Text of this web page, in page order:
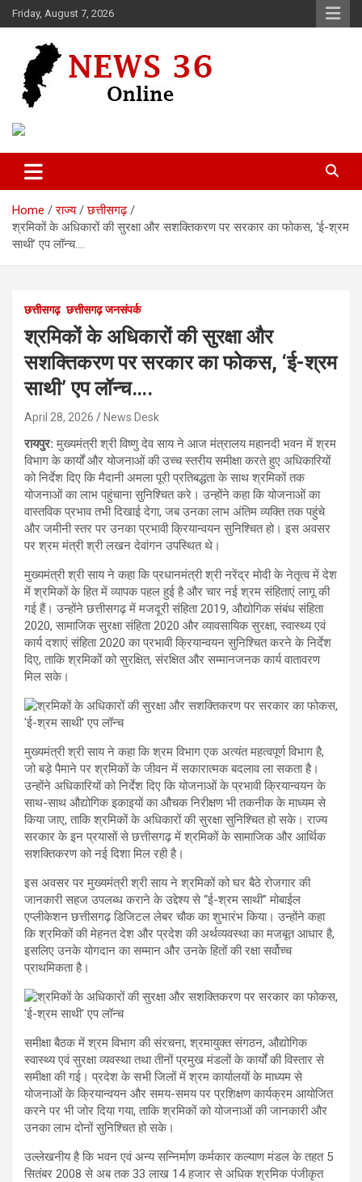
Skip
to
Friday, August 7, 2026
News 36
Home राज्य
छत्तीसगढ़
श्रमिकों के अधिकारों की सुरक्षा और सशक्तिकरण पर सरकार का फोकस, ‘ई-श्रम
साथी’ एप लॉन्च….
छत्तीसगढ़ छत्तीसगढ़ जनसंपर्क
श्रमिकों के अधिकारों की सुरक्षा और
सशक्तिकरण पर सरकार का फोकस, ‘ई-श्रम
साथी’ एप लॉन्च….
April 28, 2026 News Desk
रायपुर: मुख्यमंत्री श्री विष्णु देव साय ने आज मंत्रालय महानदी भवन में श्रम
विभाग के कार्यों और योजनाओं की उच्च स्तरीय समीक्षा करते हुए अधिकारियों
को निर्देश दिए कि मैदानी अमला पूरी प्रतिबद्धता के साथ श्रमिकों तक
योजनाओं का लाभ पहुंचाना सुनिश्चित करे। उन्होंने कहा कि योजनाओं का
वास्तविक प्रभाव तभी दिखाई देगा, जब उनका लाभ अंतिम व्यक्ति तक पहुंचे
और जमीनी स्तर पर उनका प्रभावी क्रियान्वयन सुनिश्चित हो। इस अवसर
पर श्रम मंत्री श्री लखन देवांगन उपस्थित थे।
मुख्यमंत्री श्री साय ने कहा कि प्रधानमंत्री श्री नरेंद्र मोदी के नेतृत्व में देश
में श्रमिकों के हित में व्यापक पहल हुई है और चार नई श्रम संहिताएं लागू की
गई हैं। उन्होंने छत्तीसगढ़ में मजदूरी संहिता 2019, औद्योगिक संबंध संहिता
2020, सामाजिक सुरक्षा संहिता 2020 और व्यावसायिक सुरक्षा, स्वास्थ्य एवं
कार्य दशाएं संहिता 2020 का प्रभावी क्रियान्वयन सुनिश्चित करने के निर्देश
दिए, ताकि श्रमिकों को सुरक्षित, संरक्षित और सम्मानजनक कार्य वातावरण
मिल सके।
मुख्यमंत्री श्री साय ने कहा कि श्रम विभाग एक अत्यंत महत्वपूर्ण विभाग है,
जो बड़े पैमाने पर श्रमिकों के जीवन में सकारात्मक बदलाव ला सकता है।
उन्होंने अधिकारियों को निर्देश दिए कि योजनाओं के प्रभावी क्रियान्वयन के
साथ-साथ औद्योगिक इकाइयों का औचक निरीक्षण भी तकनीक के माध्यम से
किया जाए, ताकि श्रमिकों के अधिकारों की सुरक्षा सुनिश्चित हो सके। राज्य
सरकार के इन प्रयासों से छत्तीसगढ़ में श्रमिकों के सामाजिक और आर्थिक
सशक्तिकरण को नई दिशा मिल रही है।
इस अवसर पर मुख्यमंत्री श्री साय ने श्रमिकों को घर बैठे रोजगार की
जानकारी सहज उपलब्ध कराने के उद्देश्य से “ई-श्रम साथी” मोबाईल
एप्लीकेशन छत्तीसगढ़ डिजिटल लेबर चौक का शुभारंभ किया। उन्होंने कहा
कि श्रमिकों की मेहनत देश और प्रदेश की अर्थव्यवस्था का मजबूत आधार है,
इसलिए उनके योगदान का सम्मान और उनके हितों की रक्षा सर्वोच्च
प्राथमिकता है।
समीक्षा बैठक में श्रम विभाग की संरचना, श्रमायुक्त संगठन, औद्योगिक
स्वास्थ्य एवं सुरक्षा व्यवस्था तथा तीनों प्रमुख मंडलों के कार्यों की विस्तार से
समीक्षा की गई। प्रदेश के सभी जिलों में श्रम कार्यालयों के माध्यम से
योजनाओं के क्रियान्वयन और समय-समय पर प्रशिक्षण कार्यक्रम आयोजित
करने पर भी जोर दिया गया, ताकि श्रमिकों को योजनाओं की जानकारी और
उनका लाभ दोनों सुनिश्चित हो सके।
उल्लेखनीय है कि भवन एवं अन्य सन्निर्माण कर्मकार कल्याण मंडल के तहत 5
सितंबर 2008 से अब तक 33 लाख 14 हजार से अधिक श्रमिक पंजीकृत